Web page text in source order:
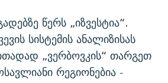
წერს „იზვესტია“.
სისტემის ანალიზისას
„ვერბოვკის“ თარგეთ
რეგიონებია -